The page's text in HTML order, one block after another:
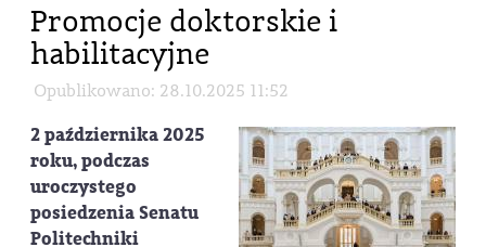
Promocje doktorskie i
habilitacyjne
Opublikowano: 28.10.2025 11:52
2 października 2025
roku, podczas
uroczystego
posiedzenia Senatu
Politechniki